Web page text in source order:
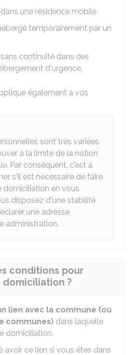
une résidence mobile
temporairement par un
continuité dans des
d'urgence.
également à vos
sont très variées
à la limite de la notion
. Par conséquent, c'est à
s'il est nécessaire de faire
domiciliation en vous
disposez d'une stabilité
une adresse
administration.
conditions pour
?
lien avec la commune (ou
communes) dans laquelle
domiciliation.
avoir ce lien si vous êtes dans